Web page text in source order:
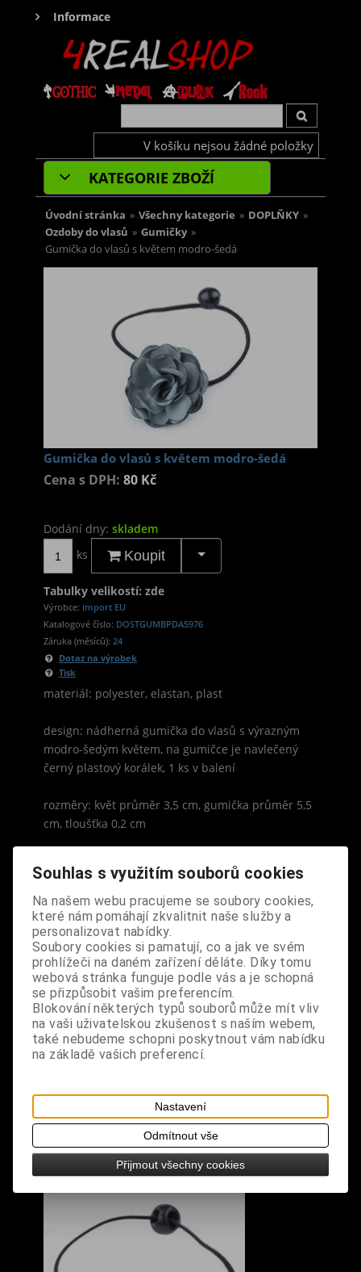
Informace
V košíku nejsou žádné položky
KATEGORIE ZBOŽÍ
Úvodní stránka » Všechny kategorie » DOPLŇKY »
Ozdoby do vlasů » Gumičky »
Gumička do vlasů s květem modro-šedá
Gumička do vlasů s květem modro-šedá
Cena s DPH: 80 Kč
Dodání dny: skladem
ks
Koupit
Tabulky velikostí: zde
Výrobce: import EU
Katalogové číslo: DOSTGUMBPDA5976
Záruka (měsíců): 24
Dotaz na výrobek
Tisk
materiál: polyester, elastan, plast
design: nádherná gumička do vlasů s výrazným
modro-šedým květem, na gumičce je navlečený
černý plastový korálek, 1 ks v balení
rozměry: květ průměr 3,5 cm, gumička průměr 5,5
cm, tloušťka 0,2 cm
S výrobkem se také prodává
Souhlas s využitím souborů cookies
Na našem webu pracujeme se soubory cookies,
které nám pomáhají zkvalitnit naše služby a
personalizovat nabídky.
Soubory cookies si pamatují, co a jak ve svém
prohlížeči na daném zařízení děláte. Díky tomu
webová stránka funguje podle vás a je schopná
se přizpůsobit vašim preferencím.
Blokování některých typů souborů může mít vliv
na vaši uživatelskou zkušenost s naším webem,
také nebudeme schopni poskytnout vám nabídku
na základě vašich preferencí.
Nastavení
Odmítnout vše
Přijmout všechny cookies